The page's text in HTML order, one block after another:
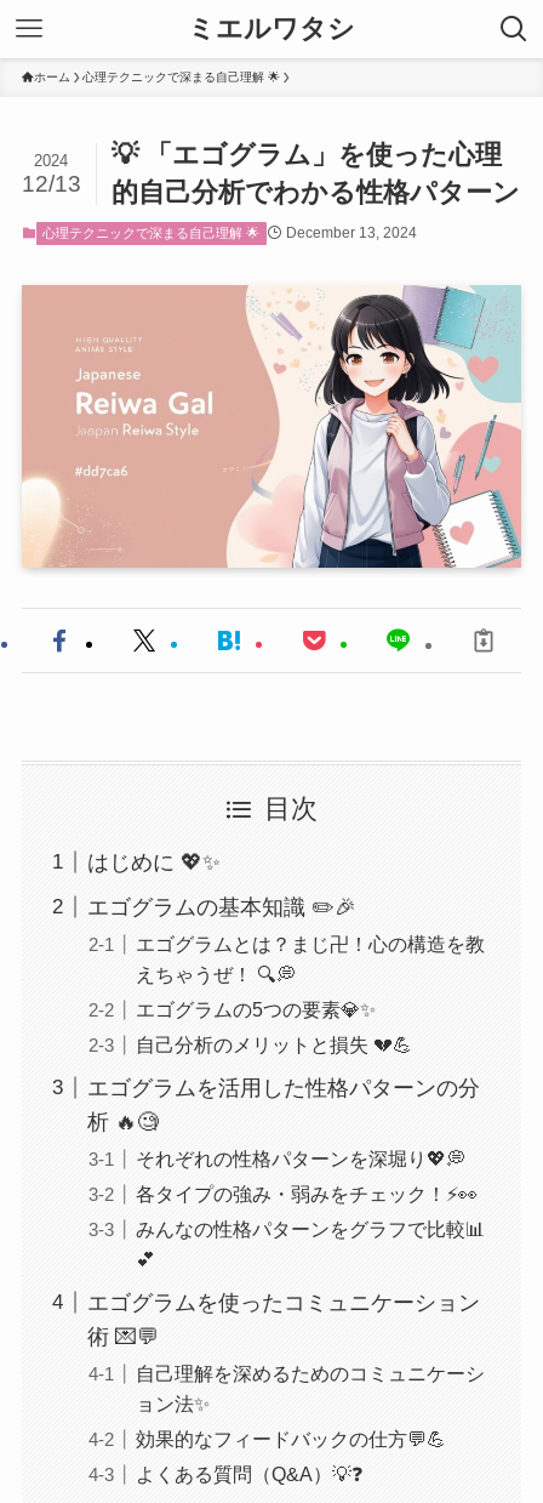
ミエルワタシ
ホーム 心理テクニックで深まる自己理解 🌟
💡 「エゴグラム」を使った心理
的自己分析でわかる性格パターン
2024
12/13
心理テクニックで深まる自己理解 🌟 December 13, 2024
目次
はじめに 💖✨
エゴグラムの基本知識 ✏️🎉
エゴグラムとは？まじ卍！心の構造を教
えちゃうぜ！ 🔍💭
エゴグラムの5つの要素💎✨
自己分析のメリットと損失 💔💪
エゴグラムを活用した性格パターンの分
析 🔥🧐
それぞれの性格パターンを深堀り💖💭
各タイプの強み・弱みをチェック！⚡️👀
みんなの性格パターンをグラフで比較📊
💕
エゴグラムを使ったコミュニケーション
術 💌💬
自己理解を深めるためのコミュニケーシ
ョン法✨
効果的なフィードバックの仕方💬💪
よくある質問（Q&A）💡❓